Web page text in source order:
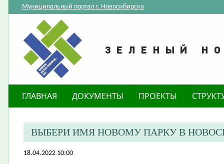
Муниципальный портал г. Новосибирска
ГЛАВНАЯ ДОКУМЕНТЫ ПРОЕКТЫ
ВЫБЕРИ ИМЯ НОВОМУ ПАРКУ В
18.04.2022 10:00